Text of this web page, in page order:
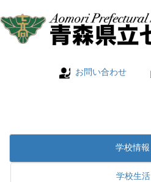
お問い合わせ
学校情報
学校生活